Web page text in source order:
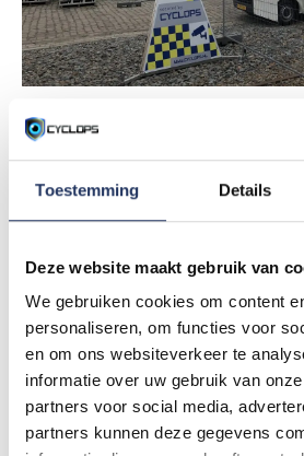
Toestemming Details
Deze website maakt gebruik van
We gebruiken cookies om content
personaliseren, om functies voor
en om ons websiteverkeer te
informatie over uw gebruik van
partners voor social media,
partners kunnen deze gegevens
Onze oplossingen
Transport branche